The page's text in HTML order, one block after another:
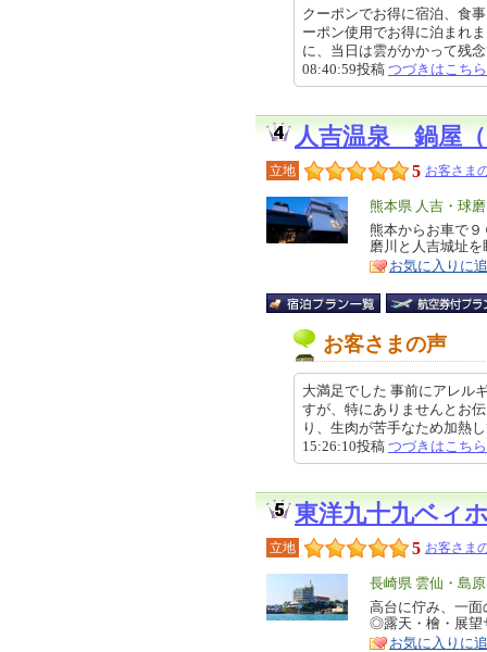
クーポンでお得に宿泊、食
ーポン使用でお得に泊まれ
に、当日は雲がかかって残
08:40:59投稿 つづきはこちら
人吉温泉 鍋屋
立地 5 お客さま
エ
リ
ア
熊本県 人吉・球磨
特
徴
熊本からお車で
磨川と人吉城址
お気に入りに
お客さまの声
大満足でした 事前にアレル
すが、特にありませんとお
り、生肉が苦手なため加熱
15:26:10投稿 つづきはこちら
東洋九十九ベィ
立地 5 お客さま
エ
リ
ア
長崎県 雲仙・島
特
徴
高台に佇み、一
◎露天・檜・展望
お気に入りに